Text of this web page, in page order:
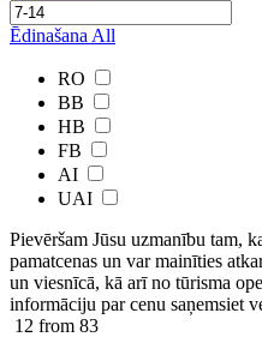
Ēdinašana All
RO
BB
HB
FB
AI
UAI
Pievēršam Jūsu uzmanību tam,
pamatcenas un var mainīties
un viesnīcā, kā arī no tūrisma
informāciju par cenu saņemsiet
12 from 83